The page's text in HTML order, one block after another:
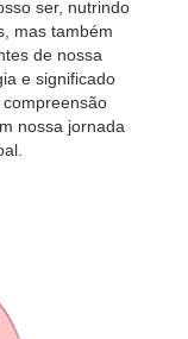
ser, nutrindo
mas também
de nossa
e significado
nossa jornada